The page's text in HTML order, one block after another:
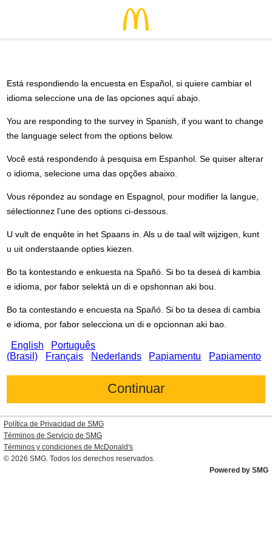
Está respondiendo la encuesta en Español, si quiere cambiar el
idioma seleccione una de las opciones aquí abajo.
You are responding to the survey in Spanish, if you want to change
the language select from the options below.
Você está respondendo à pesquisa em Espanhol. Se quiser alterar
o idioma, selecione uma das opções abaixo.
Vous répondez au sondage en Espagnol, pour modifier la langue,
sélectionnez l’une des options ci-dessous.
U vult de enquête in het Spaans in. Als u de taal wilt wijzigen, kunt
u uit onderstaande opties kiezen.
Bo ta kontestando e enkuesta na Spañó. Si bo ta deseá di kambia
e idioma, por fabor selektá un di e opshonnan aki bou.
Bo ta contestando e encuesta na Spañó. Si bo ta desea di cambia
e idioma, por fabor selecciona un di e opcionnan aki bao.
English
Português
(Brasil)
Français Nederlands Papiamentu Papiamento
Política de Privacidad de SMG
Términos de Servicio de SMG
Términos y condiciones de McDonald's
© 2026 SMG . Todos los derechos reservados.
Powered by SMG